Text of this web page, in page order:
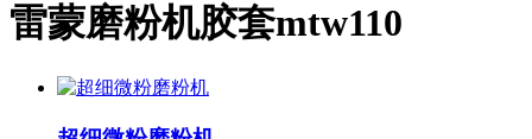
雷蒙磨粉机胶套mtw110